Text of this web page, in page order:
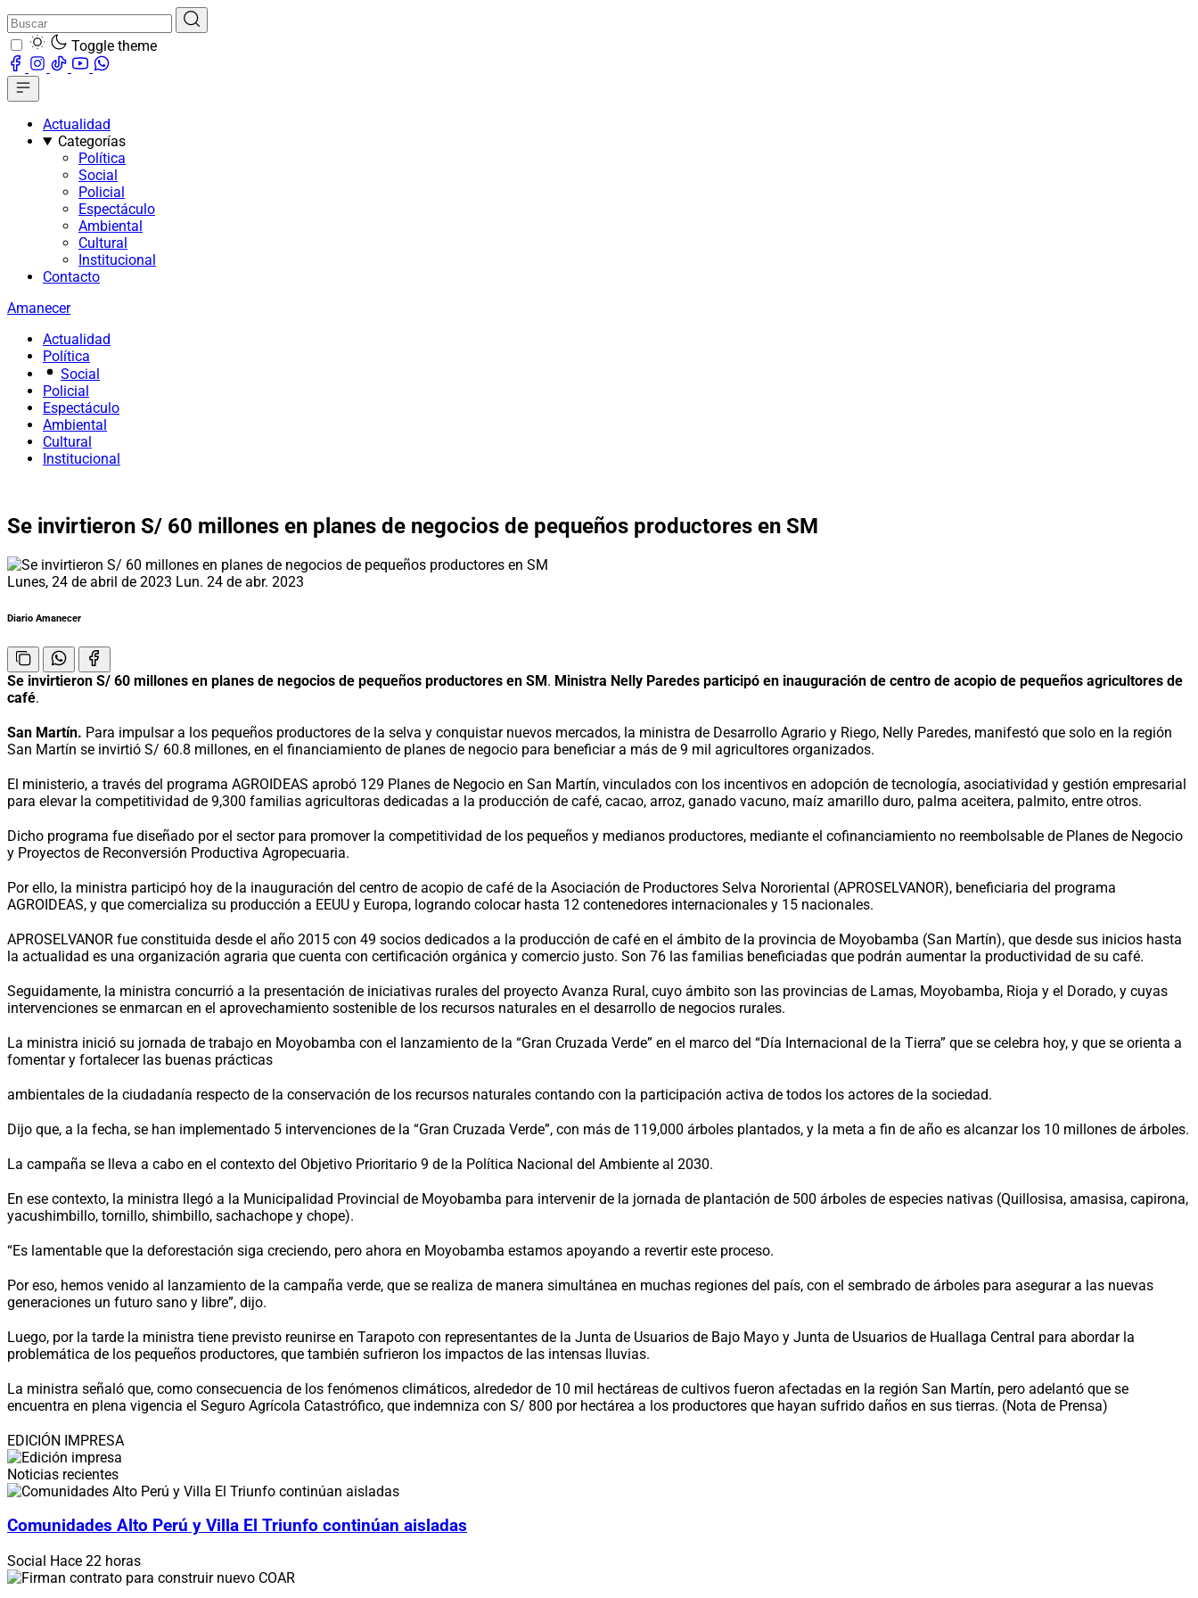
Toggle theme
Actualidad
Categorías
Política
Social
Policial
Espectáculo
Ambiental
Cultural
Institucional
Contacto
Amanecer
Actualidad
Política
Social
Policial
Espectáculo
Ambiental
Cultural
Institucional
Se invirtieron S/ 60 millones en planes de negocios de pequeños productores en SM
Lunes, 24 de abril de 2023 Lun. 24 de abr. 2023
Diario Amanecer
Se invirtieron S/ 60 millones en planes de negocios de pequeños productores en SM. Ministra Nelly Paredes participó en inauguración de centro de acopio de pequeños agricultores de
café.
San Martín. Para impulsar a los pequeños productores de la selva y conquistar nuevos mercados, la ministra de Desarrollo Agrario y Riego, Nelly Paredes, manifestó que solo en la región
San Martín se invirtió S/ 60.8 millones, en el financiamiento de planes de negocio para beneficiar a más de 9 mil agricultores organizados.
El ministerio, a través del programa AGROIDEAS aprobó 129 Planes de Negocio en San Martín, vinculados con los incentivos en adopción de tecnología, asociatividad y gestión empresarial
para elevar la competitividad de 9,300 familias agricultoras dedicadas a la producción de café, cacao, arroz, ganado vacuno, maíz amarillo duro, palma aceitera, palmito, entre otros.
Dicho programa fue diseñado por el sector para promover la competitividad de los pequeños y medianos productores, mediante el cofinanciamiento no reembolsable de Planes de Negocio
y Proyectos de Reconversión Productiva Agropecuaria.
Por ello, la ministra participó hoy de la inauguración del centro de acopio de café de la Asociación de Productores Selva Nororiental (APROSELVANOR), beneficiaria del programa
AGROIDEAS, y que comercializa su producción a EEUU y Europa, logrando colocar hasta 12 contenedores internacionales y 15 nacionales.
APROSELVANOR fue constituida desde el año 2015 con 49 socios dedicados a la producción de café en el ámbito de la provincia de Moyobamba (San Martín), que desde sus inicios hasta
la actualidad es una organización agraria que cuenta con certificación orgánica y comercio justo. Son 76 las familias beneficiadas que podrán aumentar la productividad de su café.
Seguidamente, la ministra concurrió a la presentación de iniciativas rurales del proyecto Avanza Rural, cuyo ámbito son las provincias de Lamas, Moyobamba, Rioja y el Dorado, y cuyas
intervenciones se enmarcan en el aprovechamiento sostenible de los recursos naturales en el desarrollo de negocios rurales.
La ministra inició su jornada de trabajo en Moyobamba con el lanzamiento de la “Gran Cruzada Verde” en el marco del “Día Internacional de la Tierra” que se celebra hoy, y que se orienta a
fomentar y fortalecer las buenas prácticas
ambientales de la ciudadanía respecto de la conservación de los recursos naturales contando con la participación activa de todos los actores de la sociedad.
Dijo que, a la fecha, se han implementado 5 intervenciones de la “Gran Cruzada Verde”, con más de 119,000 árboles plantados, y la meta a fin de año es alcanzar los 10 millones de árboles.
La campaña se lleva a cabo en el contexto del Objetivo Prioritario 9 de la Política Nacional del Ambiente al 2030.
En ese contexto, la ministra llegó a la Municipalidad Provincial de Moyobamba para intervenir de la jornada de plantación de 500 árboles de especies nativas (Quillosisa, amasisa, capirona,
yacushimbillo, tornillo, shimbillo, sachachope y chope).
“Es lamentable que la deforestación siga creciendo, pero ahora en Moyobamba estamos apoyando a revertir este proceso.
Por eso, hemos venido al lanzamiento de la campaña verde, que se realiza de manera simultánea en muchas regiones del país, con el sembrado de árboles para asegurar a las nuevas
generaciones un futuro sano y libre”, dijo.
Luego, por la tarde la ministra tiene previsto reunirse en Tarapoto con representantes de la Junta de Usuarios de Bajo Mayo y Junta de Usuarios de Huallaga Central para abordar la
problemática de los pequeños productores, que también sufrieron los impactos de las intensas lluvias.
La ministra señaló que, como consecuencia de los fenómenos climáticos, alrededor de 10 mil hectáreas de cultivos fueron afectadas en la región San Martín, pero adelantó que se
encuentra en plena vigencia el Seguro Agrícola Catastrófico, que indemniza con S/ 800 por hectárea a los productores que hayan sufrido daños en sus tierras. (Nota de Prensa)
EDICIÓN IMPRESA
Noticias recientes
Comunidades Alto Perú y Villa El Triunfo continúan aisladas
Social Hace 22 horas